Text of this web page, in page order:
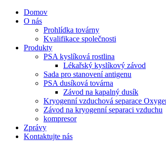
Domov
O nás
Prohlídka továrny
Kvalifikace společnosti
Produkty
PSA kyslíková rostlina
Lékařský kyslíkový závod
Sada pro stanovení antigenu
PSA dusíková továrna
Závod na kapalný dusík
Kryogenní vzduchová separace
Závod na kryogenní separaci vzduchu
kompresor
Zprávy
Kontaktujte nás